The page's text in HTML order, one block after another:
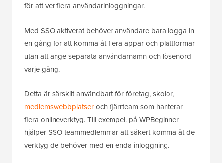
för att verifiera användarinloggningar.
Med SSO aktiverat behöver användare bara logga in
en gång för att komma åt flera appar och plattformar
utan att ange separata användarnamn och lösenord
varje gång.
Detta är särskilt användbart för företag, skolor,
medlemswebbplatseroch fjärrteam som hanterar
flera onlineverktyg. Till exempel, på WPBeginner
hjälper SSO teammedlemmar att säkert komma åt de
verktyg de behöver med en enda inloggning.